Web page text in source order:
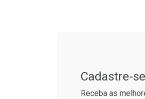
Cadastre-
Receba as